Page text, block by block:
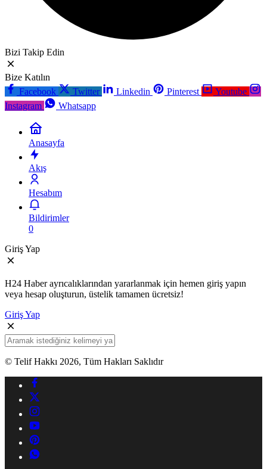
Bizi Takip Edin
Bize Katılın
Facebook
Twitter Linkedin Pinterest
Youtube
Instagram
Whatsapp
Anasayfa
Akış
Hesabım
Bildirimler
0
Giriş Yap
H24 Haber ayrıcalıklarından yararlanmak için hemen giriş yapın
veya hesap oluşturun, üstelik tamamen ücretsiz!
Giriş Yap
© Telif Hakkı 2026, Tüm Hakları Saklıdır